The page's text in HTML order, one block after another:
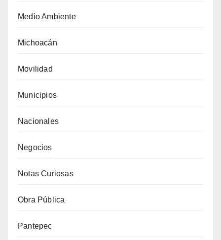
Medio Ambiente
Michoacán
Movilidad
Municipios
Nacionales
Negocios
Notas Curiosas
Obra Pública
Pantepec